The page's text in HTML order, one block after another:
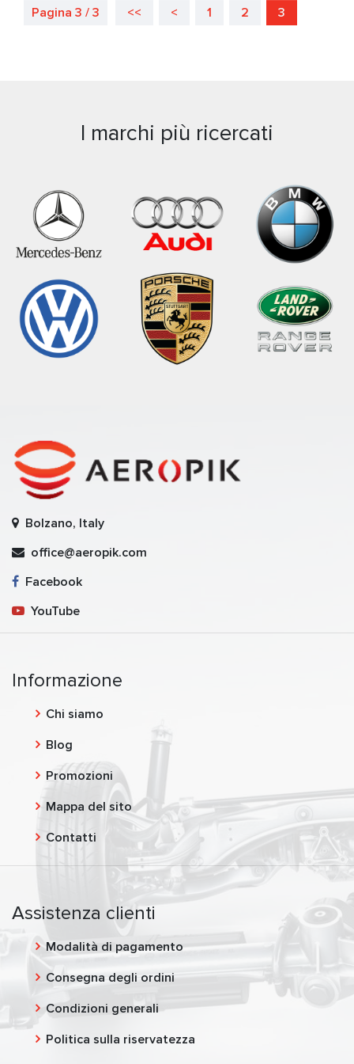
Pagina 3 / 3 << < 1 2 3
I marchi più ricercati
Bolzano, Italy
office@aeropik.com
Facebook
YouTube
Informazione
Chi siamo
Blog
Promozioni
Mappa del sito
Contatti
Assistenza clienti
Modalità di pagamento
Consegna degli ordini
Condizioni generali
Politica sulla riservatezza